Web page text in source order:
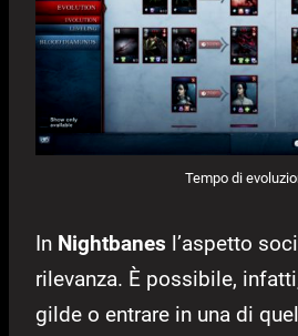
Tempo di
In Nightbanes l’aspetto
rilevanza. È possibile,
gilde o entrare in una di